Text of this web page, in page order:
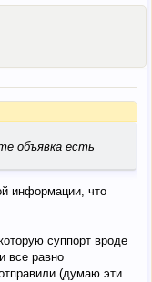
объявка есть
информации, что
суппорт вроде
все равно
(думаю эти